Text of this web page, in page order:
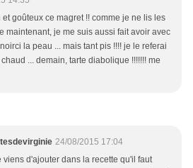
goûteux ce magret !! comme je ne lis les
maintenant, je me suis aussi fait avoir avec
la peau ... mais tant pis !!!! je le referai
... demain, tarte diabolique !!!!!!! me
24/08/2015 17:04
viens d'ajouter dans la recette qu'il faut